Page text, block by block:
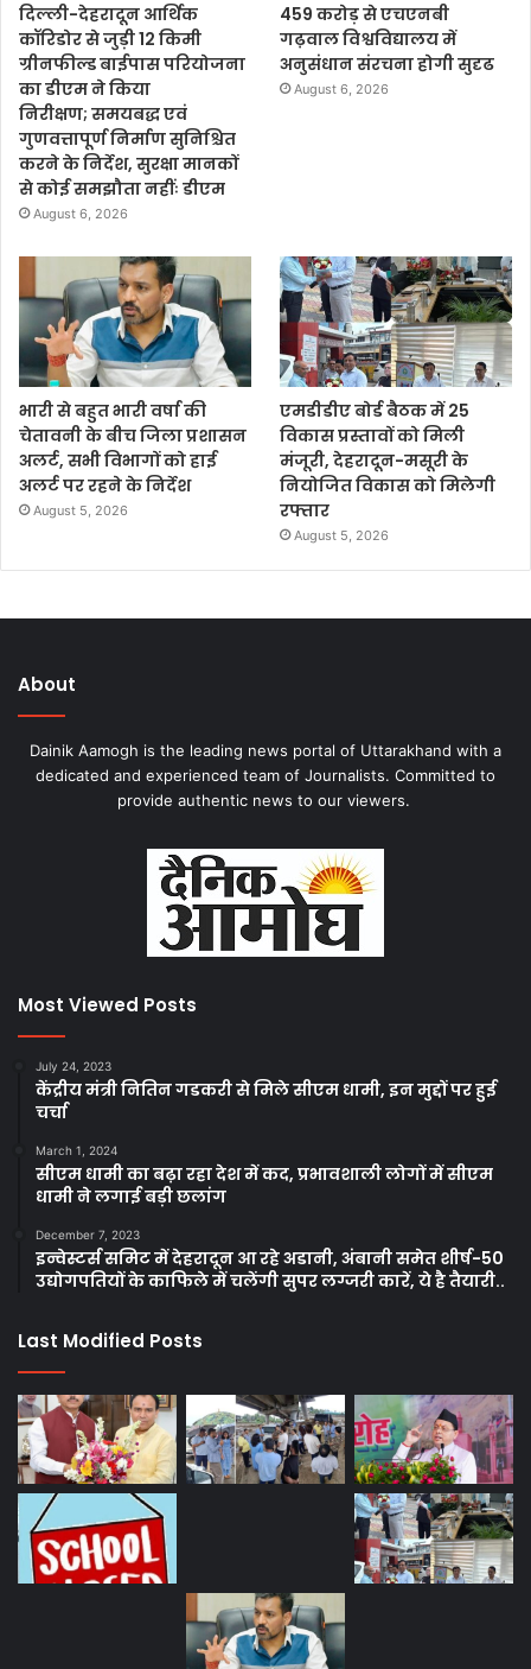
दिल्ली-देहरादून आर्थिक
कॉरिडोर से जुड़ी 12 किमी
ग्रीनफील्ड बाईपास परियोजना
का डीएम ने किया
निरीक्षण; समयबद्ध एवं
गुणवत्तापूर्ण निर्माण सुनिश्चित
करने के निर्देश, सुरक्षा मानकों
से कोई समझौता नहींः डीएम
August 6, 2026
459 करोड़ से एचएनबी
गढ़वाल विश्वविद्यालय में
अनुसंधान संरचना होगी सुदृढ
August 6, 2026
भारी से बहुत भारी वर्षा की
चेतावनी के बीच जिला प्रशासन
अलर्ट, सभी विभागों को हाई
अलर्ट पर रहने के निर्देश
August 5, 2026
एमडीडीए बोर्ड बैठक में 25
विकास प्रस्तावों को मिली
मंजूरी, देहरादून-मसूरी के
नियोजित विकास को मिलेगी
रफ्तार
August 5, 2026
About
Dainik Aamogh is the leading news portal of Uttarakhand with a
dedicated and experienced team of Journalists. Committed to
provide authentic news to our viewers.
Most Viewed Posts
July 24, 2023
केंद्रीय मंत्री नितिन गडकरी से मिले सीएम धामी, इन मुद्दों पर हुई
चर्चा
March 1, 2024
सीएम धामी का बढ़ा रहा देश में कद, प्रभावशाली लोगों में सीएम
धामी ने लगाई बड़ी छलांग
December 7, 2023
इन्वेस्टर्स समिट में देहरादून आ रहे अडानी, अंबानी समेत शीर्ष-50
उद्योगपतियों के काफिले में चलेंगी सुपर लग्जरी कारें, ये है तैयारी..
Last Modified Posts